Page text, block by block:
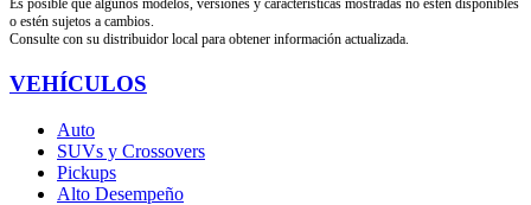
Es posible que algunos modelos, versiones y características mostradas no estén disponibles
o estén sujetos a cambios.
Consulte con su distribuidor local para obtener información actualizada.
VEHÍCULOS
Auto
SUVs y Crossovers
Pickups
Alto Desempeño